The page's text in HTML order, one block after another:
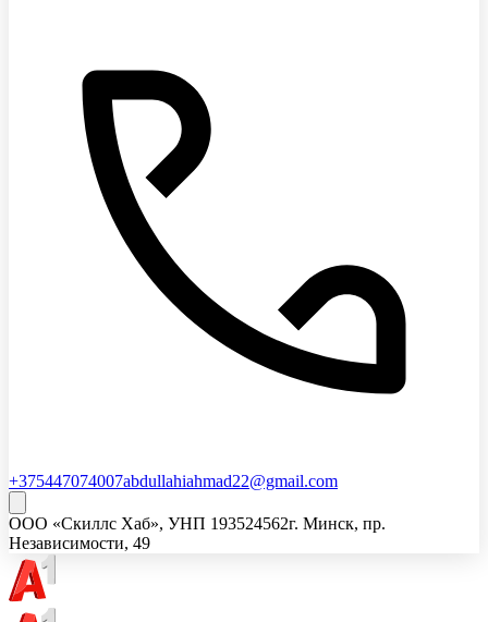
+375447074007abdullahiahmad22@gmail.com
ООО «Скиллс Хаб», УНП 193524562г. Минск, пр.
Независимости, 49